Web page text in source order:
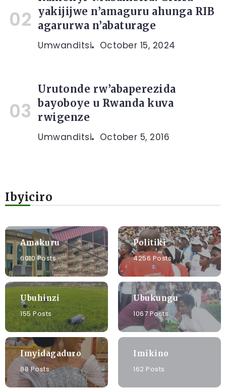
yakijijwe n’amaguru ahunga RIB
agarurwa n’abaturage
Umwanditsi October 15, 2024
Urutonde rw’abaperezida
bayoboye u Rwanda kuva
rwigenze
Umwanditsi October 5, 2016
Ibyiciro
Amakuru
6010 Posts
Politiki
4256 Posts
Ubuhinzi
155 Posts
Ubukungu
1067 Posts
Imyidagaduro
88 Posts
Imikino
162 Posts